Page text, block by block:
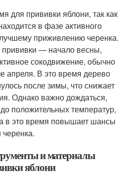
для прививки яблони, так как
в фазе активного
лучшему приживлению черенка.
— начало весны,
сокодвижение, обычно
апреля. В это время дерево
после зимы, что снижает
Однако важно дождаться,
до положительных температур,
в это время повышает шансы
и материалы
яблони